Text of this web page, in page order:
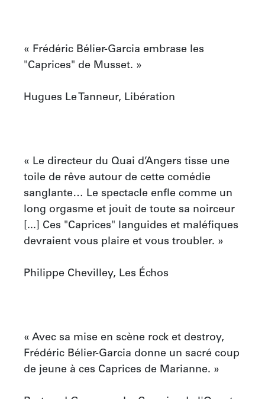
« Frédéric Bélier-Garcia embrase les
"Caprices" de Musset. »
Hugues Le Tanneur, Libération
« Le directeur du Quai d’Angers tisse une
toile de rêve autour de cette comédie
sanglante… Le spectacle enfle comme un
long orgasme et jouit de toute sa noirceur
[...] Ces "Caprices" languides et maléfiques
devraient vous plaire et vous troubler. »
Philippe Chevilley, Les Échos
« Avec sa mise en scène rock et destroy,
Frédéric Bélier-Garcia donne un sacré coup
de jeune à ces Caprices de Marianne. »